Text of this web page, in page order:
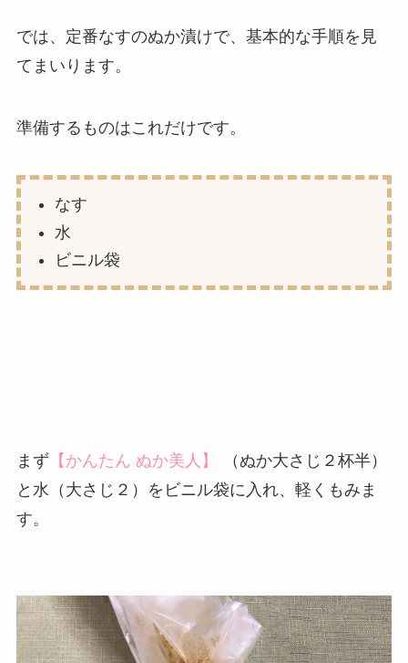
では、定番なすのぬか漬けで、基本的な手順を見
てまいります。
準備するものはこれだけです。
なす
水
ビニル袋
まず 【かんたん ぬか美人】
（ぬか大さじ２杯半）
と水（大さじ２）をビニル袋に入れ、軽くもみま
す。